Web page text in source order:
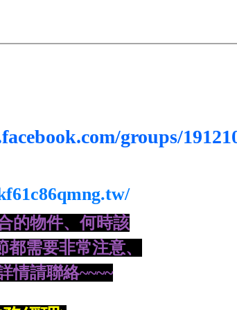
groups/
的物件、何時該
需要非常注意、
情請聯絡~~~~